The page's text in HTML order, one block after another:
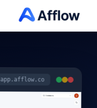
app.afflow.co מופעל ע"י AI